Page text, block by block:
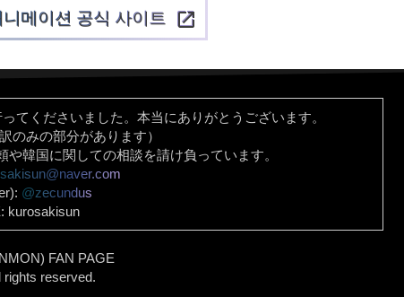
메이션 공식 사이트 open_in_new
てくださいました。本当にありがとうございます。
のみの部分があります）
韓国に関しての相談を請け負っています。
@zecundus
kurosakisun
FAN PAGE
rights reserved.